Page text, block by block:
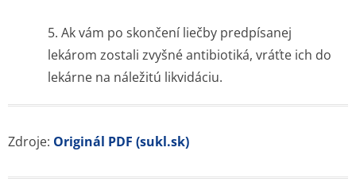
5. Ak vám po skončení liečby predpísanej
lekárom zostali zvyšné antibiotiká, vráťte ich do
lekárne na náležitú likvidáciu.
Zdroje: Originál PDF (sukl.sk)